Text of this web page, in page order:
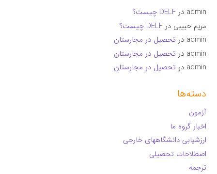
admin درDELF چیست؟
مریم حبیبی درDELF چیست؟
admin در تحصیل در مجارستان
admin در تحصیل در مجارستان
admin در تحصیل در مجارستان
دسته‌ها
آزمون
اخبار گروه ما
ارزشیابی دانشگاههای خارجی
اصطلاحات تحصیلی
ترجمه